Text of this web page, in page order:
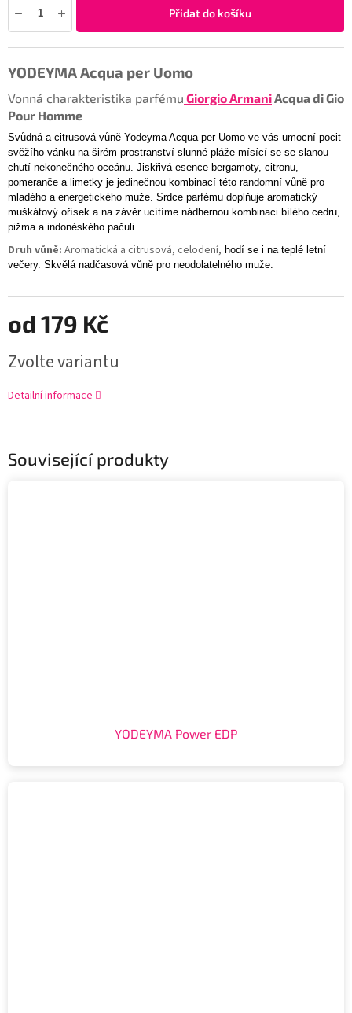
od 179 Kč
Zvolte variantu
Přidat do košíku
YODEYMA Acqua per Uomo
Vonná charakteristika parfému Giorgio ArmaniAcqua di Gio
Pour Homme
Svůdná a citrusová vůně Yodeyma Acqua per Uomo ve vás umocní pocit
svěžího vánku na širém prostranství slunné pláže mísící se se slanou
chutí nekonečného oceánu. Jiskřivá esence bergamoty, citronu,
pomeranče a limetky je jedinečnou kombinací této randomní vůně pro
mladého a energetického muže. Srdce parfému doplňuje aromatický
muškátový ořísek a na závěr ucítíme nádhernou kombinaci bílého cedru,
pižma a indonéského pačuli.
Druh vůně: Aromatická a citrusová, celodení, hodí se i na teplé letní
večery. Skvělá nadčasová vůně pro neodolatelného muže.
Detailní informace
Související produkty
YODEYMA Power EDP